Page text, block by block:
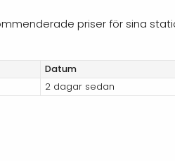
priser för sina
Datum
2 dagar sedan